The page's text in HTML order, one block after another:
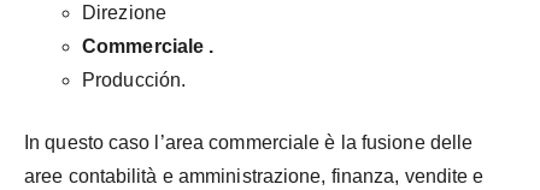
Direzione
Commerciale .
Producción.
In questo caso l’area commerciale è la fusione delle
aree contabilità e amministrazione, finanza, vendite e